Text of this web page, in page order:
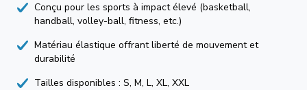
Conçu pour les sports à impact élevé (basketball,
handball, volley-ball, fitness, etc.)
Matériau élastique offrant liberté de mouvement et
durabilité
Tailles disponibles : S, M, L, XL, XXL